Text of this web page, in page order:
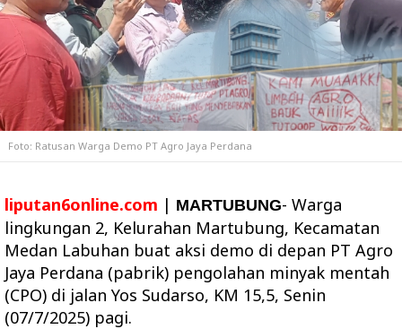
Foto: Ratusan Warga Demo PT Agro Jaya Perdana
liputan6online.com | MARTUBUNG- Warga
lingkungan 2, Kelurahan Martubung, Kecamatan
Medan Labuhan buat aksi demo di depan PT Agro
Jaya Perdana (pabrik) pengolahan minyak mentah
(CPO) di jalan Yos Sudarso, KM 15,5, Senin
(07/7/2025) pagi.